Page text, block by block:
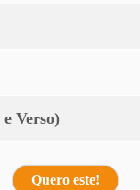
Verso)
Quero este!